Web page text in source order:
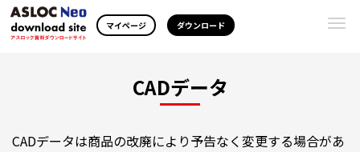
マイページ ダウンロード
CADデータ
CADデータは商品の改廃により予告なく変更する場合があ